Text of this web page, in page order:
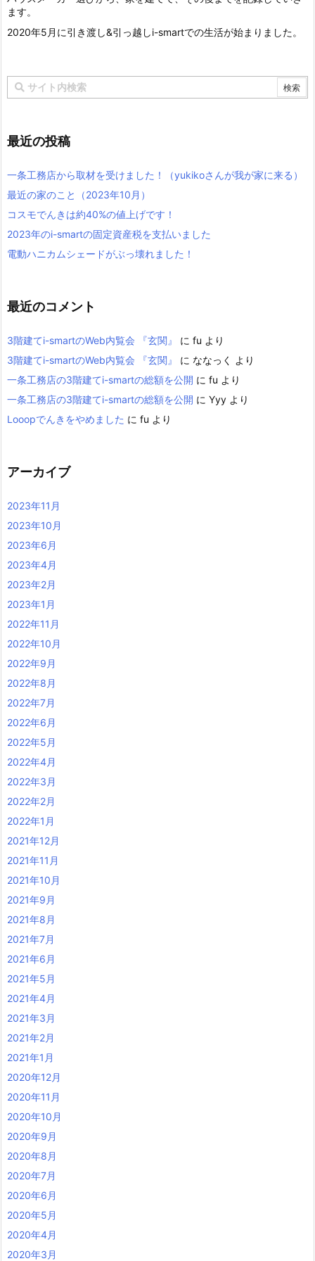
ます。
2020年5月に引き渡し&引っ越しi-smartでの生活が始まりました。
最近の投稿
一条工務店から取材を受けました！（yukikoさんが我が家に来る）
最近の家のこと（2023年10月）
コスモでんきは約40%の値上げです！
2023年のi-smartの固定資産税を支払いました
電動ハニカムシェードがぶっ壊れました！
最近のコメント
3階建てi-smartのWeb内覧会 『玄関』 に fu より
3階建てi-smartのWeb内覧会 『玄関』
に ななっく
より
一条工務店の3階建てi-smartの総額を公開 に fu より
一条工務店の3階建てi-smartの総額を公開 に Yyy より
Looopでんきをやめました に fu より
アーカイブ
2023年11月
2023年10月
2023年6月
2023年4月
2023年2月
2023年1月
2022年11月
2022年10月
2022年9月
2022年8月
2022年7月
2022年6月
2022年5月
2022年4月
2022年3月
2022年2月
2022年1月
2021年12月
2021年11月
2021年10月
2021年9月
2021年8月
2021年7月
2021年6月
2021年5月
2021年4月
2021年3月
2021年2月
2021年1月
2020年12月
2020年11月
2020年10月
2020年9月
2020年8月
2020年7月
2020年6月
2020年5月
2020年4月
2020年3月